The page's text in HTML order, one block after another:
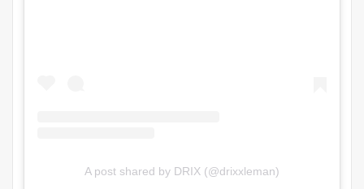
A post shared by DRIX (@drixxleman)